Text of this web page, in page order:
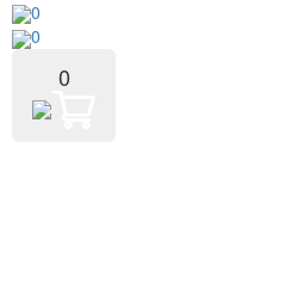
0
0
0